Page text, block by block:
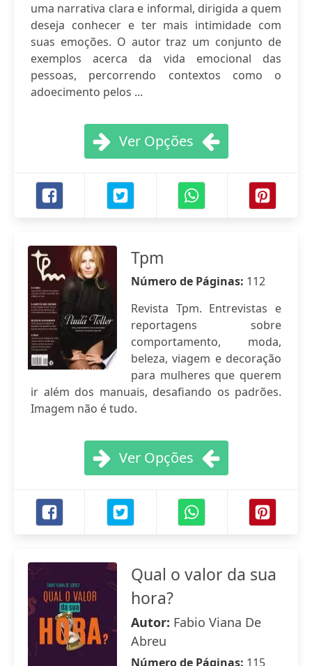
uma narrativa clara e informal, dirigida a quem
deseja conhecer e ter mais intimidade com
suas emoções. O autor traz um conjunto de
exemplos acerca da vida emocional das
pessoas, percorrendo contextos como o
adoecimento pelos ...
Ver Opções
Tpm
Número de Páginas: 112
Revista Tpm. Entrevistas e
reportagens sobre
comportamento, moda,
beleza, viagem e decoração
para mulheres que querem
ir além dos manuais, desafiando os padrões.
Imagem não é tudo.
Ver Opções
Qual o valor da sua
hora?
Autor: Fabio Viana De
Abreu
Número de Páginas: 115